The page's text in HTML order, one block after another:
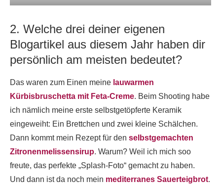
2. Welche drei deiner eigenen
Blogartikel aus diesem Jahr haben dir
persönlich am meisten bedeutet?
Das waren zum Einen meine lauwarmen
Kürbisbruschetta mit Feta-Creme. Beim Shooting habe
ich nämlich meine erste selbstgetöpferte Keramik
eingeweiht: Ein Brettchen und zwei kleine Schälchen.
Dann kommt mein Rezept für den selbstgemachten
Zitronenmelissensirup. Warum? Weil ich mich soo
freute, das perfekte „Splash-Foto“ gemacht zu haben.
Und dann ist da noch mein mediterranes Sauerteigbrot.